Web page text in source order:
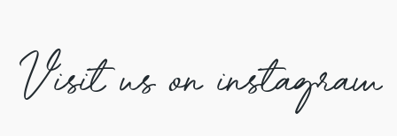
Visit us on instagram